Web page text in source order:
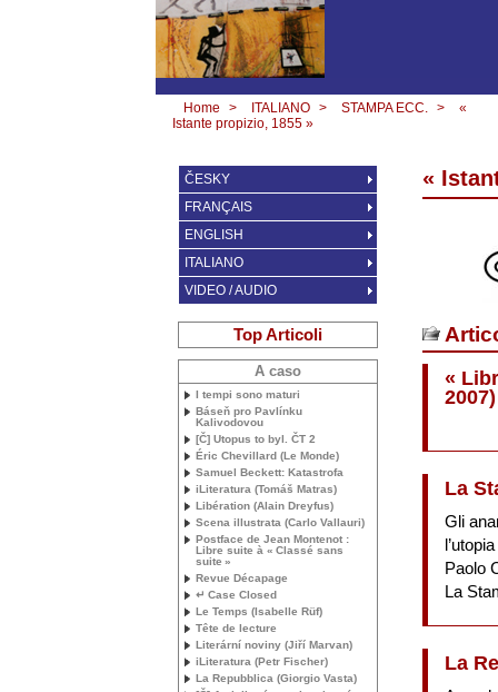
Home > ITALIANO > STAMPA ECC. >
«
Istante propizio, 1855 »
«
«
2007)
La
Gli
Paolo
La
La
ČESKY
FRANÇAIS
ENGLISH
ITALIANO
VIDEO / AUDIO
Top Articoli
A caso
I tempi sono maturi
Báseň pro Pavlínku
Kalivodovou
[Č] Utopus to byl. ČT 2
Éric Chevillard (Le Monde)
Samuel Beckett: Katastrofa
iLiteratura (Tomáš Matras)
Libération (Alain Dreyfus)
Scena illustrata (Carlo Vallauri)
Postface de Jean Montenot :
Libre suite à « Classé sans
suite »
Revue Décapage
↵ Case Closed
Le Temps (Isabelle Rüf)
Tête de lecture
Literární noviny (Jiří Marvan)
iLiteratura (Petr Fischer)
La Repubblica (Giorgio Vasta)